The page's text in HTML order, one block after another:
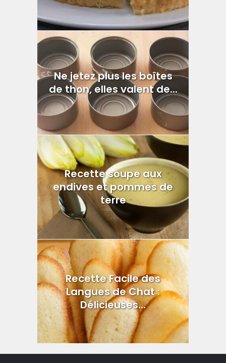
Ne jetez plus les boîtes
de thon, elles valent de...
Recette soupe aux
endives et pommes de
terre
Recette Facile des
Langues de Chat :
Délicieuses...